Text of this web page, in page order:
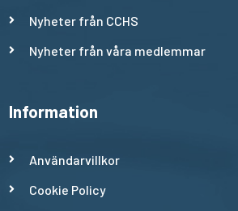
Nyheter från CCHS
Nyheter från våra medlemmar
Information
Användarvillkor
Cookie Policy